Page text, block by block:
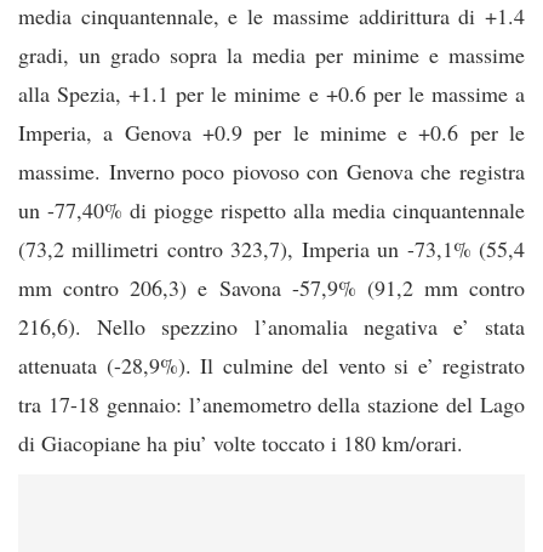
media cinquantennale, e le massime addirittura di +1.4
gradi, un grado sopra la media per minime e massime
alla Spezia, +1.1 per le minime e +0.6 per le massime a
Imperia, a Genova +0.9 per le minime e +0.6 per le
massime. Inverno poco piovoso con Genova che registra
un -77,40% di piogge rispetto alla media cinquantennale
(73,2 millimetri contro 323,7), Imperia un -73,1% (55,4
mm contro 206,3) e Savona -57,9% (91,2 mm contro
216,6). Nello spezzino l’anomalia negativa e’ stata
attenuata (-28,9%). Il culmine del vento si e’ registrato
tra 17-18 gennaio: l’anemometro della stazione del Lago
di Giacopiane ha piu’ volte toccato i 180 km/orari.